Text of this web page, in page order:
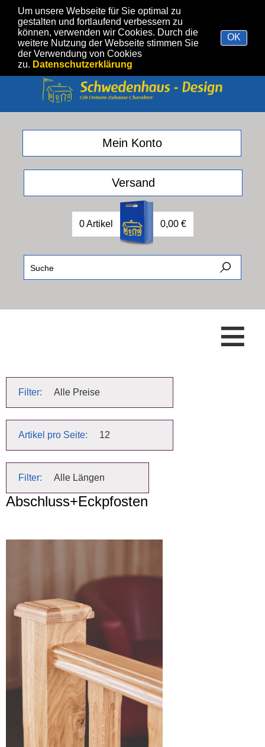
Um unsere Webseite für Sie optimal zu
gestalten und fortlaufend verbessern zu
können, verwenden wir Cookies. Durch die
weitere Nutzung der Webseite stimmen Sie
der Verwendung von Cookies
zu. Datenschutzerklärung
OK
0 Artikel 0,00 €
Versand
Mein Konto
≡
Filter: Alle Preise
Artikel pro Seite: 12
Filter: Alle Längen
Abschluss+Eckpfosten